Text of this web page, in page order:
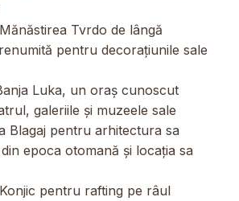
Tvrdo de lângă
pentru decorațiunile sale
Luka, un oraș cunoscut
galeriile și muzeele sale
Blagaj pentru arhitectura sa
epoca otomană și locația sa
pentru rafting pe râul